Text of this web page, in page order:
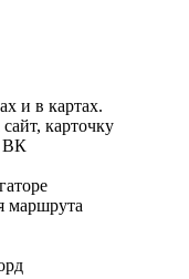
и в картах.
карточку
ВК
маршрута